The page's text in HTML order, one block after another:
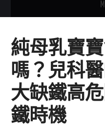
關於我：楊為傑醫師
兒童青少年成長專區
育兒知識集
純母乳寶
嗎？兒科
大缺鐵高
鐵時機